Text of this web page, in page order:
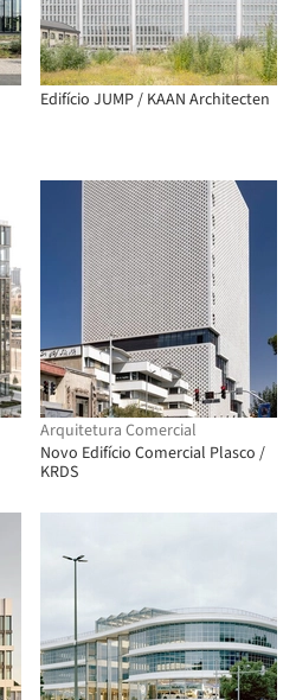
Edifício JUMP / KAAN Architecten
Arquitetura Comercial
Novo Edifício Comercial Plasco /
KRDS